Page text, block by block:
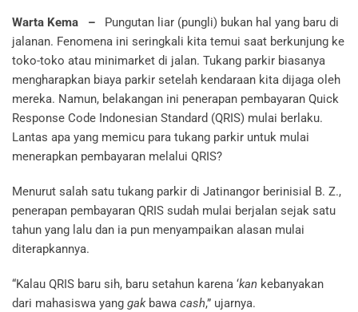
Warta Kema – Pungutan liar (pungli) bukan hal yang baru di
jalanan. Fenomena ini seringkali kita temui saat berkunjung ke
toko-toko atau minimarket di jalan. Tukang parkir biasanya
mengharapkan biaya parkir setelah kendaraan kita dijaga oleh
mereka. Namun, belakangan ini penerapan pembayaran Quick
Response Code Indonesian Standard (QRIS) mulai berlaku.
Lantas apa yang memicu para tukang parkir untuk mulai
menerapkan pembayaran melalui QRIS?
Menurut salah satu tukang parkir di Jatinangor berinisial B. Z.,
penerapan pembayaran QRIS sudah mulai berjalan sejak satu
tahun yang lalu dan ia pun menyampaikan alasan mulai
diterapkannya.
“Kalau QRIS baru sih, baru setahun karena ‘kan kebanyakan
dari mahasiswa yang gak bawa cash,” ujarnya.